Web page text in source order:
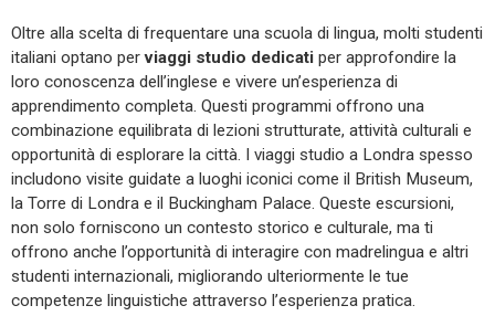
Oltre alla scelta di frequentare una scuola di lingua, molti studenti
italiani optano perviaggi studio dedicati per approfondire la
loro conoscenza dell’inglese e vivere un’esperienza di
apprendimento completa. Questi programmi offrono una
combinazione equilibrata di lezioni strutturate, attività culturali e
opportunità di esplorare la città. I viaggi studio a Londra spesso
includono visite guidate a luoghi iconici come il British Museum,
la Torre di Londra e il Buckingham Palace. Queste escursioni,
non solo forniscono un contesto storico e culturale, ma ti
offrono anche l’opportunità di interagire con madrelingua e altri
studenti internazionali, migliorando ulteriormente le tue
competenze linguistiche attraverso l’esperienza pratica.